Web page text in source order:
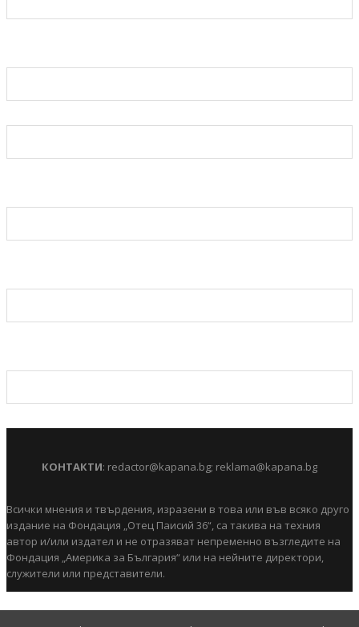
КОНТАКТИ: redactor@kapana.bg; reklama@kapana.bg
Всички мнения и твърдения, изразени в това или във всяко друго
издание на Фондация „Отец Паисий 36“, са такива на техния
автор и/или издател и не отразяват непременно възгледите на
Фондация „Америка за България“ или на нейните директори,
служители или представители.